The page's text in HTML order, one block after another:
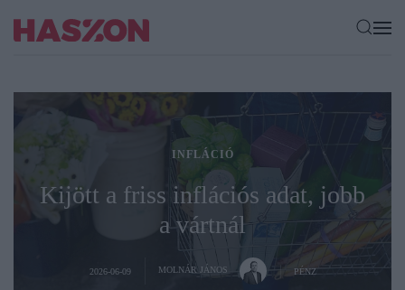
INFLÁCIÓ
Kijött a friss inflációs adat, jobb
a vártnál
2026-06-09 MOLNÁR JÁNOS PÉNZ